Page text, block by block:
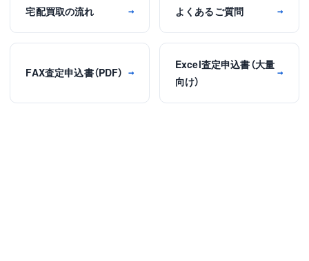
宅配買取の流れ → よくあるご質問 →
FAX査定申込書（PDF） →
Excel査定申込書（大量
向け）
→